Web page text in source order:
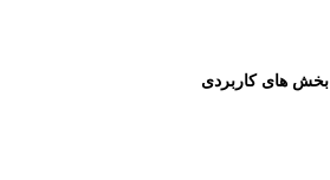
بخش های کاربردی